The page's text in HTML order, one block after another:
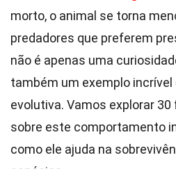
morto, o animal se torna
predadores que preferem
não é apenas uma
também um exemplo
evolutiva. Vamos explorar
sobre este comportamento
como ele ajuda na